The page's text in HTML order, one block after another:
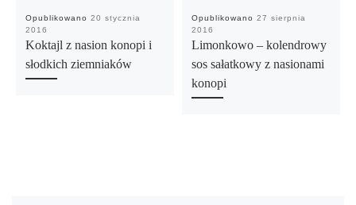
Opublikowano 20 stycznia
2016
Koktajl z nasion konopi i
słodkich ziemniaków
Opublikowano 27 sierpnia
2016
Limonkowo – kolendrowy
sos sałatkowy z nasionami
konopi